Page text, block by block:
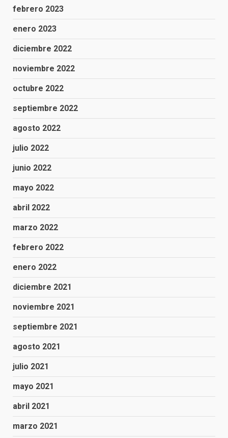
febrero 2023
enero 2023
diciembre 2022
noviembre 2022
octubre 2022
septiembre 2022
agosto 2022
julio 2022
junio 2022
mayo 2022
abril 2022
marzo 2022
febrero 2022
enero 2022
diciembre 2021
noviembre 2021
septiembre 2021
agosto 2021
julio 2021
mayo 2021
abril 2021
marzo 2021